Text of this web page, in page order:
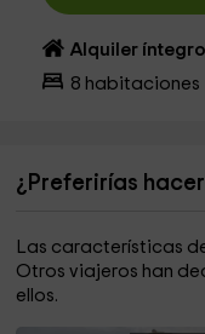
Alquiler íntegro
8 habitaciones
¿Preferirías
Las características
Otros viajeros han
ellos.